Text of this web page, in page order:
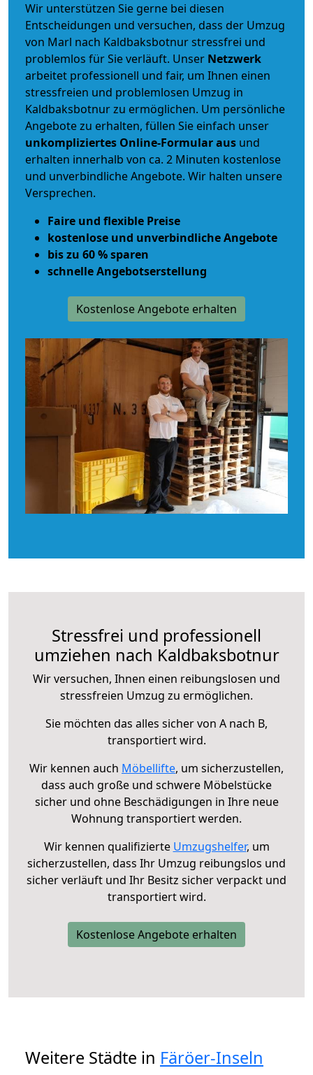
Wir unterstützen Sie gerne bei diesen
Entscheidungen und versuchen, dass der Umzug
von Marl nach Kaldbaksbotnur stressfrei und
problemlos für Sie verläuft. Unser Netzwerk
arbeitet professionell und fair, um Ihnen einen
stressfreien und problemlosen Umzug in
Kaldbaksbotnur zu ermöglichen. Um persönliche
Angebote zu erhalten, füllen Sie einfach unser
unkompliziertes Online-Formular aus und
erhalten innerhalb von ca. 2 Minuten kostenlose
und unverbindliche Angebote. Wir halten unsere
Versprechen.
Faire und flexible Preise
kostenlose und unverbindliche Angebote
bis zu 60 % sparen
schnelle Angebotserstellung
Kostenlose Angebote erhalten
Stressfrei und professionell
umziehen nach Kaldbaksbotnur
Wir versuchen, Ihnen einen reibungslosen und
stressfreien Umzug zu ermöglichen.
Sie möchten das alles sicher von A nach B,
transportiert wird.
Wir kennen auch Möbellifte, um sicherzustellen,
dass auch große und schwere Möbelstücke
sicher und ohne Beschädigungen in Ihre neue
Wohnung transportiert werden.
Wir kennen qualifizierte Umzugshelfer, um
sicherzustellen, dass Ihr Umzug reibungslos und
sicher verläuft und Ihr Besitz sicher verpackt und
transportiert wird.
Kostenlose Angebote erhalten
Weitere Städte in Färöer-Inseln